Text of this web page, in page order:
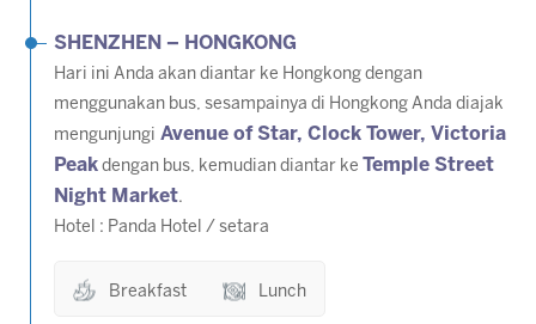
SHENZHEN – HONGKONG
Hari ini Anda akan diantar ke Hongkong dengan
menggunakan bus, sesampainya di Hongkong Anda diajak
mengunjungi Avenue of Star, Clock Tower, Victoria
Peak dengan bus, kemudian diantar ke Temple Street
Night Market.
Hotel : Panda Hotel / setara
Breakfast Lunch